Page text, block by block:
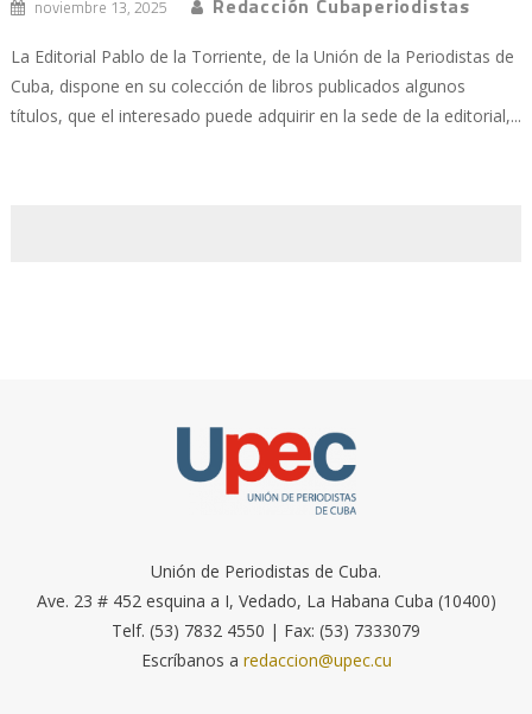
noviembre 13, 2025
La Editorial Pablo de la Torriente, de la Unión de la Periodistas de
Cuba, dispone en su colección de libros publicados algunos
títulos, que el interesado puede adquirir en la sede de la editorial,...
Unión de Periodistas de Cuba.
Ave. 23 # 452 esquina a I, Vedado, La Habana Cuba (10400)
Telf. (53) 7832 4550 | Fax: (53) 7333079
Escríbanos a redaccion@upec.cu